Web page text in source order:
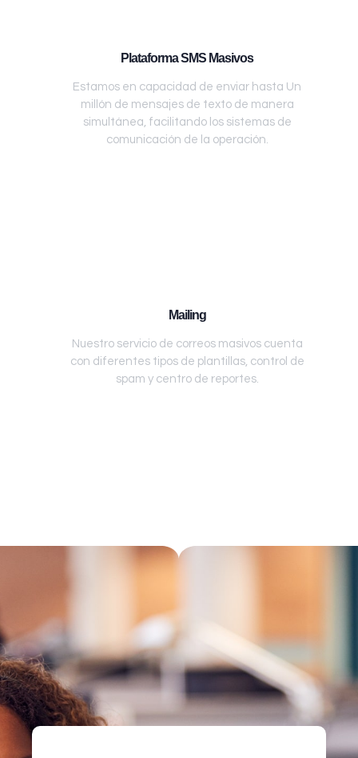
Plataforma SMS Masivos
Estamos en capacidad de enviar hasta Un
millón de mensajes de texto de manera
simultánea, facilitando los sistemas de
comunicación de la operación.
Mailing
Nuestro servicio de correos masivos cuenta
con diferentes tipos de plantillas, control de
spam y centro de reportes.